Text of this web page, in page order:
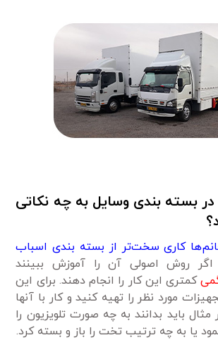
در بسته بندی وسایل به چه نکاتی
کاری سخت‌تر از بسته بندی اسباب
روش اصولی آن را آموزش ببینند
کمتری این کار را انجام دهند. برای این
مورد نظر را تهیه کنید و کار با آنها
مثال باید بدانند به چه صورت تلویزیون را
یا به چه ترتیب تخت را باز و بسته کرد.